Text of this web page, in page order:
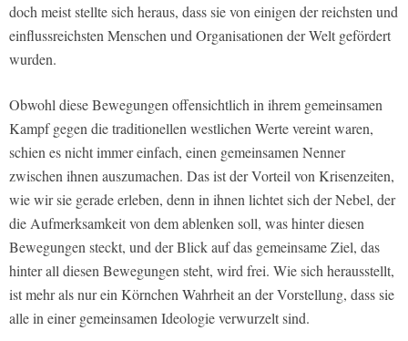
doch meist stellte sich heraus, dass sie von einigen der reichsten und
einflussreichsten Menschen und Organisationen der Welt gefördert
wurden.
Obwohl diese Bewegungen offensichtlich in ihrem gemeinsamen
Kampf gegen die traditionellen westlichen Werte vereint waren,
schien es nicht immer einfach, einen gemeinsamen Nenner
zwischen ihnen auszumachen. Das ist der Vorteil von Krisenzeiten,
wie wir sie gerade erleben, denn in ihnen lichtet sich der Nebel, der
die Aufmerksamkeit von dem ablenken soll, was hinter diesen
Bewegungen steckt, und der Blick auf das gemeinsame Ziel, das
hinter all diesen Bewegungen steht, wird frei. Wie sich herausstellt,
ist mehr als nur ein Körnchen Wahrheit an der Vorstellung, dass sie
alle in einer gemeinsamen Ideologie verwurzelt sind.